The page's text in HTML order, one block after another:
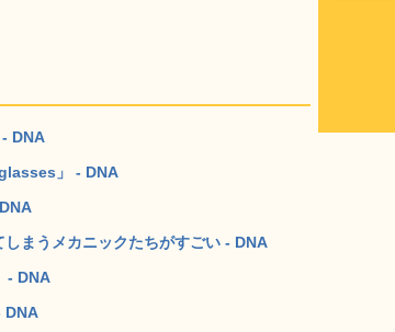
DNA
」 - DNA
まうメカニックたちがすごい - DNA
- DNA
DNA